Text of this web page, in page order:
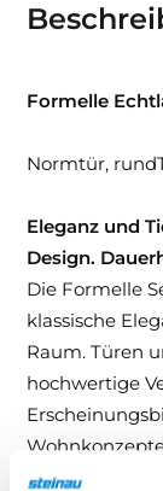
Formelle
Normtür,
Eleganz und
Design.
Die Formelle
klassische
Raum. Türen
hochwertige
sorgt nicht